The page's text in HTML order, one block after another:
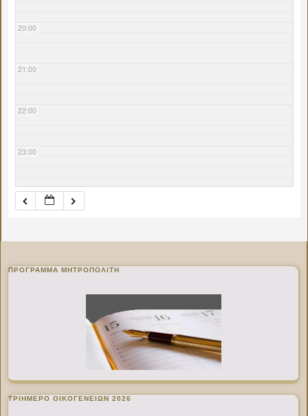
20:00
21:00
22:00
23:00
ΠΡΌΓΡΑΜΜΑ ΜΗΤΡΟΠΟΛΊΤΗ
ΤΡΙΗΜΕΡΟ ΟΙΚΟΓΕΝΕΙΩΝ 2026